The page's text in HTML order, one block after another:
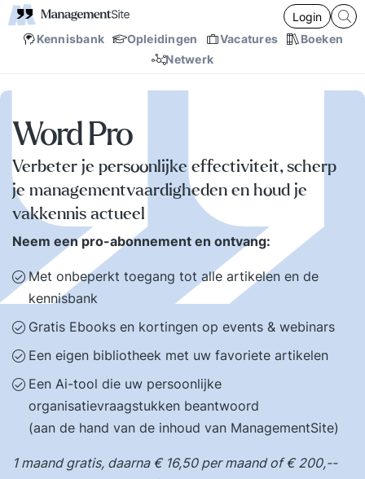
Kennisbank Opleidingen Vacatures
Boeken
Netwerk
Login
Word Pro
Verbeter je persoonlijke effectiviteit, scherp
je managementvaardigheden en houd je
vakkennis actueel
Neem een pro-abonnement en ontvang:
Met onbeperkt toegang tot alle artikelen en de
kennisbank
Gratis Ebooks en kortingen op events & webinars
Een eigen bibliotheek met uw favoriete artikelen
Een Ai-tool die uw persoonlijke
organisatievraagstukken beantwoord
(aan de hand van de inhoud van ManagementSite)
1 maand gratis, daarna € 16,50 per maand of € 200,--